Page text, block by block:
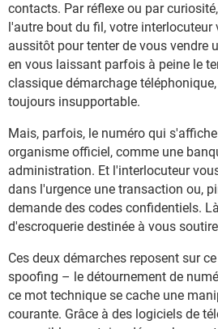
contacts. Par réflexe ou par
l'autre bout du fil, votre interlocuteur
aussitôt pour tenter de vous vendre
en vous laissant parfois à peine le
classique démarchage
toujours insupportable.
Mais, parfois, le numéro qui
organisme officiel, comme une
administration. Et l'interlocuteur
dans l'urgence une transaction ou,
demande des codes confidentiels.
d'escroquerie destinée à vous
Ces deux démarches reposent sur
spoofing – le détournement de
ce mot technique se cache une
courante. Grâce à des logiciels de